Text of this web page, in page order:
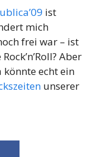
ist
mich
frei war – ist
Aber
echt ein
unserer